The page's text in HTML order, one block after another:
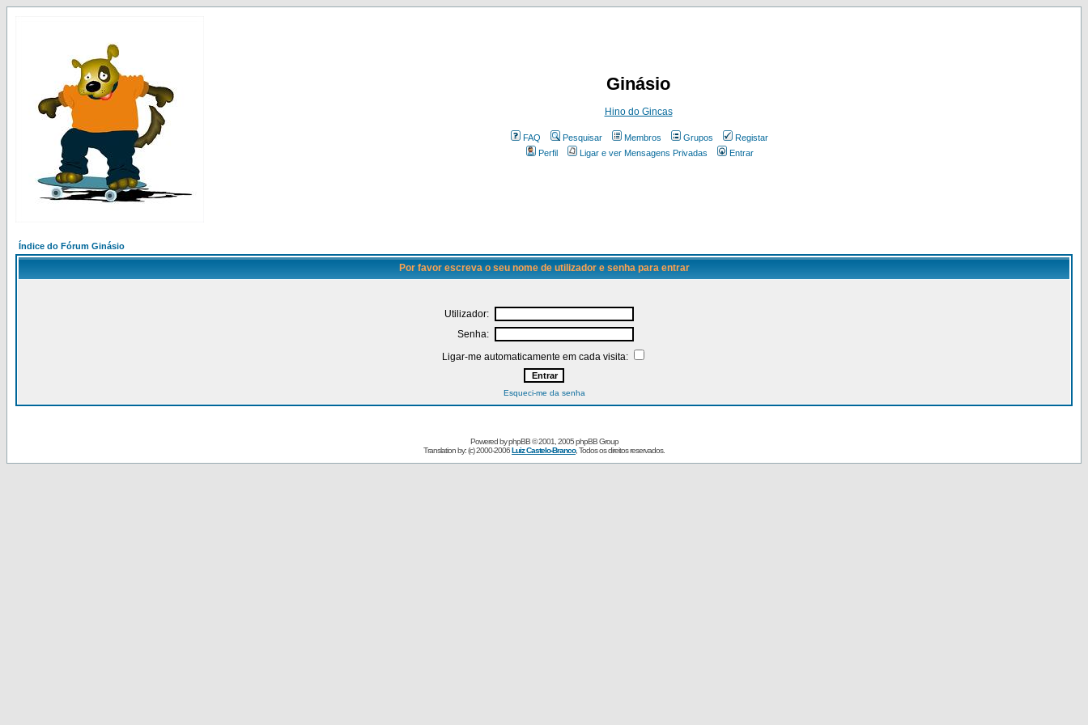
Ginásio
Hino do Gincas
FAQ Pesquisar Membros Grupos
Registar
Perfil
Ligar e ver Mensagens Privadas Entrar
Índice do Fórum Ginásio
Por favor escreva o seu nome de utilizador e senha para entrar
Utilizador:
Senha:
Ligar-me automaticamente em cada visita:
Esqueci-me da senha
Powered byphpBB© 2001, 2005 phpBB Group
Translation by: (c) 2000-2006Luiz Castelo-Branco, Todos os direitos reservados.